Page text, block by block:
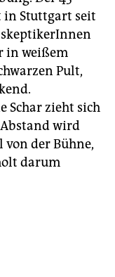
Stuttgart seit
in weißem
Pult,
Schar zieht sich
wird
von der Bühne,
darum